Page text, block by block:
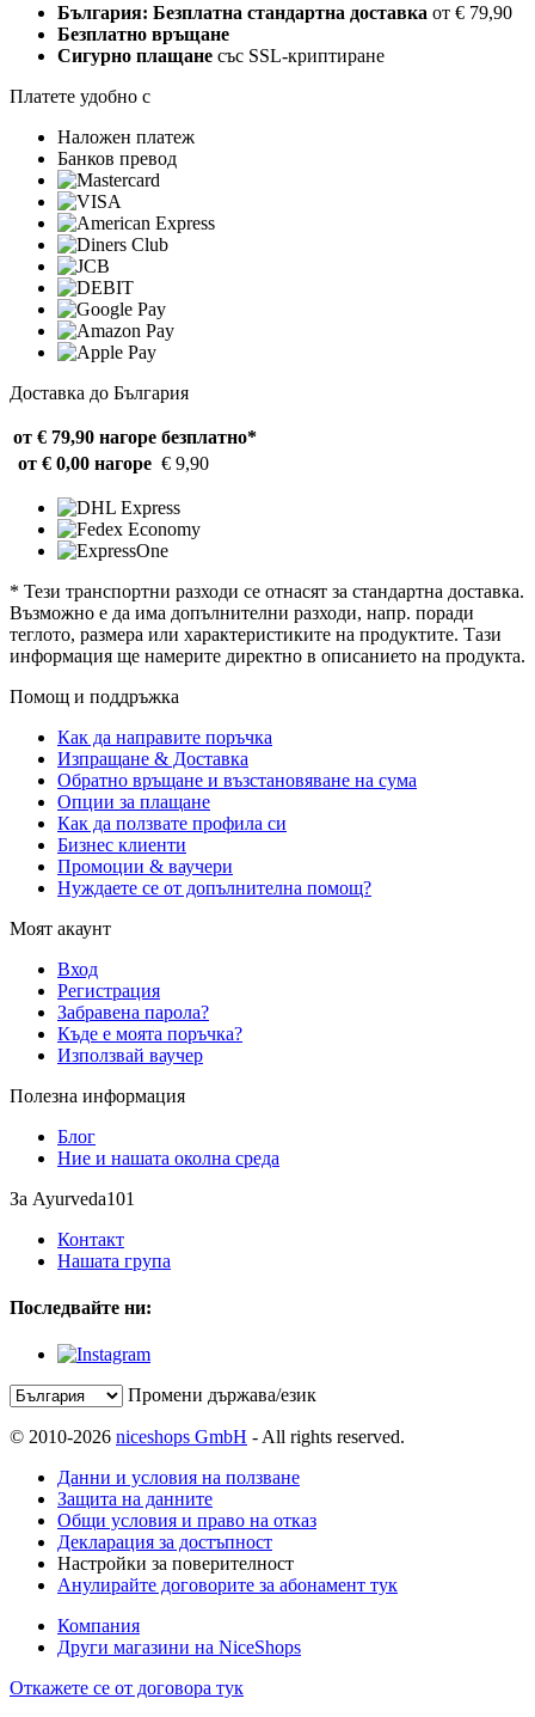
България: Безплатна стандартна доставка от € 79,90
Безплатно връщане
Сигурно плащане със SSL-криптиране
Платете удобно с
Наложен платеж
Банков превод
Доставка до България
от € 79,90 нагоре безплатно*
от € 0,00 нагоре € 9,90
* Тези транспортни разходи се отнасят за стандартна доставка.
Възможно е да има допълнителни разходи, напр. поради
теглото, размера или характеристиките на продуктите. Тази
информация ще намерите директно в описанието на продукта.
Помощ и поддръжка
Как да направите поръчка
Изпращане & Доставка
Обратно връщане и възстановяване на сума
Опции за плащане
Как да ползвате профила си
Бизнес клиенти
Промоции & ваучери
Нуждаете се от допълнителна помощ?
Моят акаунт
Вход
Регистрация
Забравена парола?
Къде е моята поръчка?
Използвай ваучер
Полезна информация
Блог
Ние и нашата околна среда
За Ayurveda101
Контакт
Нашата група
Последвайте ни:
Промени държава/език
© 2010-2026 niceshops GmbH - All rights reserved.
Данни и условия на ползване
Защита на данните
Общи условия и право на отказ
Декларация за достъпност
Настройки за поверителност
Анулирайте договорите за абонамент тук
Компания
Други магазини на NiceShops
Откажете се от договора тук